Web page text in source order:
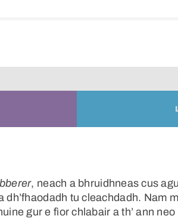
, neach a bhruidhneas cus
dh’fhaodadh tu cleachdadh. Nam
gur e fìor chlabair a th’ ann